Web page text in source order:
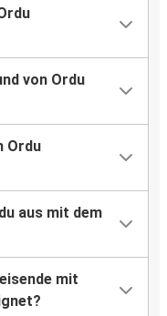
von Ordu
Ordu
aus mit dem
mit